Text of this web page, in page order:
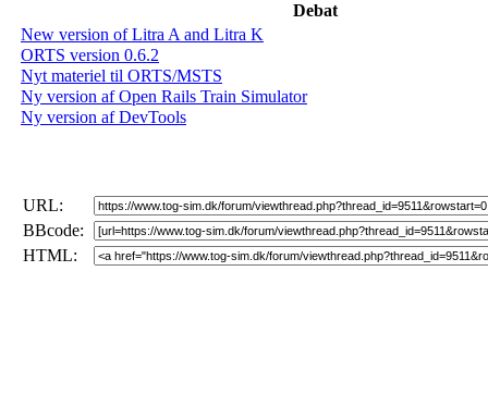
Debat
New version of Litra A and Litra K
ORTS version 0.6.2
Nyt materiel til ORTS/MSTS
Ny version af Open Rails Train Simulator
Ny version af DevTools
URL:
BBcode:
HTML: